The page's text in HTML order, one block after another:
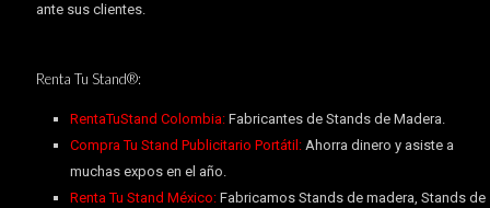
ante sus clientes.
Renta Tu Stand®:
RentaTuStand Colombia: Fabricantes de Stands de Madera.
Compra Tu Stand Publicitario Portátil:Ahorra dinero y asiste a
muchas expos en el año.
Renta Tu Stand México:Fabricamos Stands de madera, Stands de